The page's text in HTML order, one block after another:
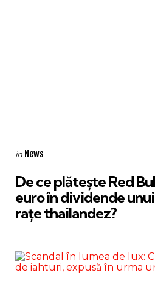
Categories
Posted
in News
De ce plătește Red
euro în dividende
rațe thailandez?